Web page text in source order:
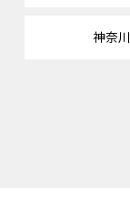
神奈川